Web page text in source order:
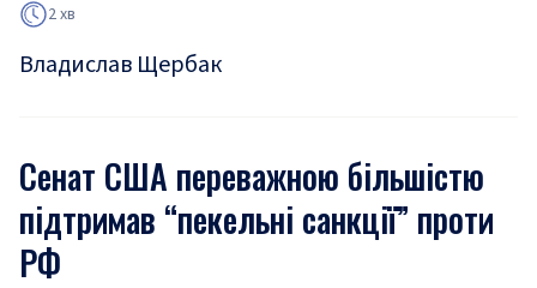
2 хв
Владислав Щербак
Сенат США переважною більшістю
підтримав “пекельні санкції” проти
РФ